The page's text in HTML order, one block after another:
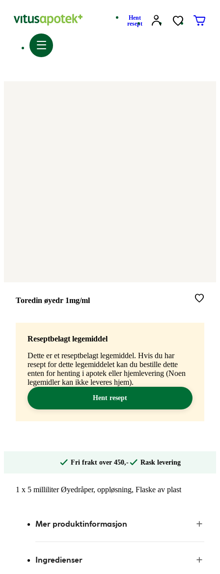
Hent
resept
Merke:
Toredin øyedr 1mg/ml
Reseptbelagt legemiddel
Dette er et reseptbelagt legemiddel. Hvis du har
resept for dette legemiddelet kan du bestille dette
enten for henting i apotek eller hjemlevering (Noen
legemidler kan ikke leveres hjem).
Hent resept
Fri frakt over 450,- Rask levering
1 x 5 milliliter Øyedråper, oppløsning, Flaske av plast
Mer produktinformasjon
Ingredienser